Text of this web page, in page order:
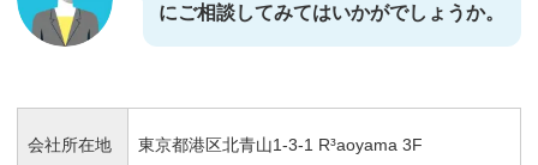
にご相談してみてはいかがでしょうか。
会社所在地 東京都港区北青山1-3-1 R³aoyama 3F